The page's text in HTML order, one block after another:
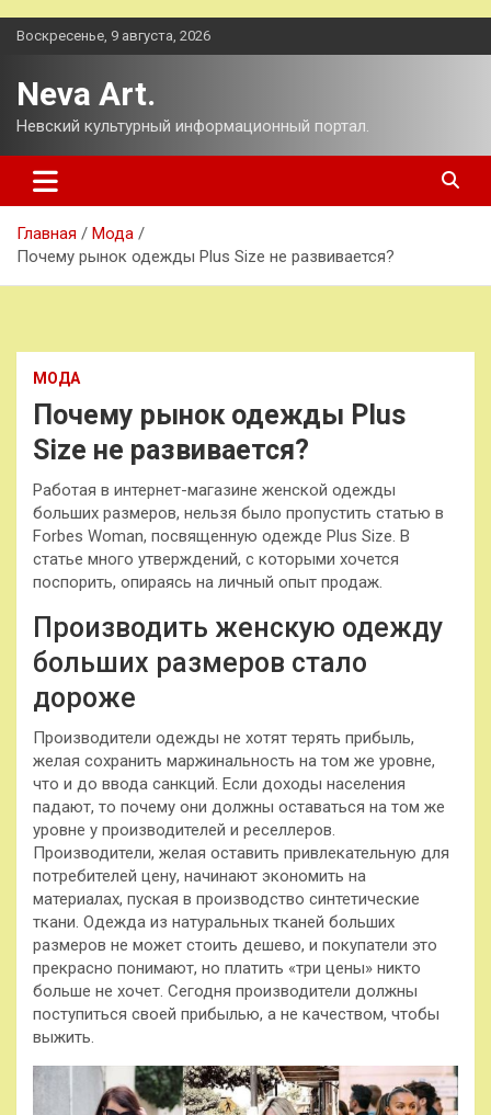
Перейти
Воскресенье, 9 августа, 2026
Neva Art.
Невский культурный информационный портал.
Главная
Мода
Почему рынок одежды Plus Size не развивается?
МОДА
Почему рынок одежды Plus
Size не развивается?
Работая в интернет-магазине женской одежды
больших размеров, нельзя было пропустить статью в
Forbes Woman, посвященную одежде Plus Size. В
статье много утверждений, с которыми хочется
поспорить, опираясь на личный опыт продаж.
Производить женскую одежду
больших размеров стало
дороже
Производители одежды не хотят терять прибыль,
желая сохранить маржинальность на том же уровне,
что и до ввода санкций. Если доходы населения
падают, то почему они должны оставаться на том же
уровне у производителей и реселлеров.
Производители, желая оставить привлекательную для
потребителей цену, начинают экономить на
материалах, пуская в производство синтетические
ткани. Одежда из натуральных тканей больших
размеров не может стоить дешево, и покупатели это
прекрасно понимают, но платить «три цены» никто
больше не хочет. Сегодня производители должны
поступиться своей прибылью, а не качеством, чтобы
выжить.